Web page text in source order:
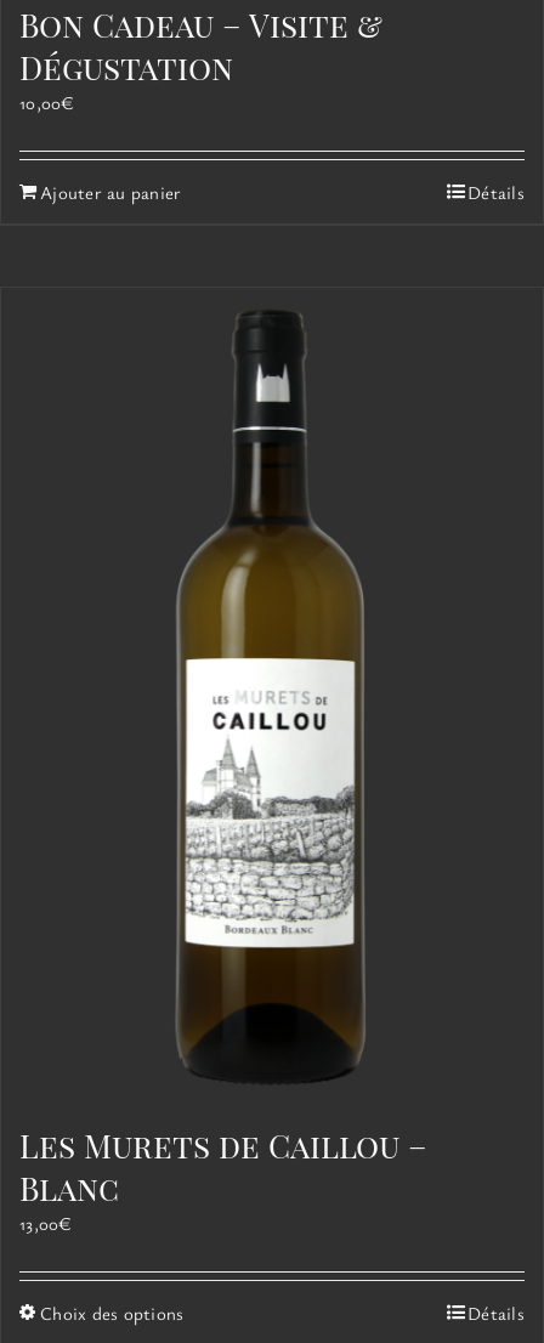
Bon Cadeau – Visite &
Dégustation
10,00€
Ajouter au panier Détails
Les Murets de Caillou –
Blanc
13,00€
Choix des options Détails